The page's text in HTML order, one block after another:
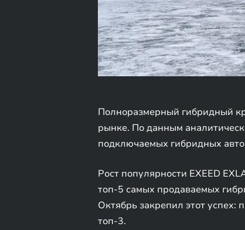
Полноразмерный гибридный
рынке. По данным
подключаемых гибридных
Рост популярности EXEED
топ-5 самых продаваемых
Октябрь закрепил этот успех:
топ-3.